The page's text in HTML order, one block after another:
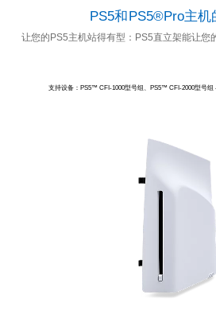
PS5和PS5®Pro主机
让您的PS5主机站得有型：PS5直立架能让您
支持设备：PS5™ CFI-1000型号组、PS5™ CFI-2000型号组